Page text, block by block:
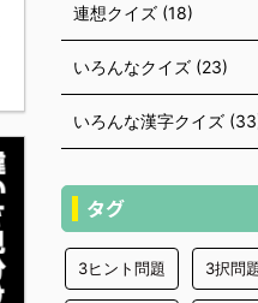
連想クイズ (18)
いろんなクイズ (23)
いろんな漢字クイズ
タグ
3ヒント問題 3択問